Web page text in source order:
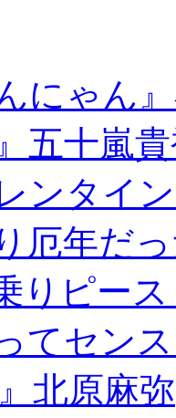
にゃん
五十嵐
ンタイ
厄年だ
りピー
てセン
北原麻弥